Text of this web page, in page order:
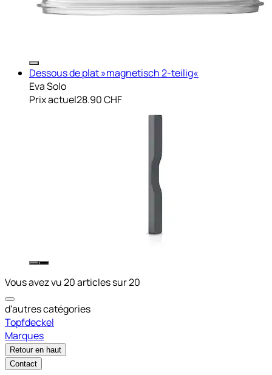
Dessous de plat »magnetisch 2-teilig«
Eva Solo
Prix actuel28.90 CHF
Vous avez vu 20 articles sur 20
d'autres catégories
Topfdeckel
Marques
Retour en haut
Contact